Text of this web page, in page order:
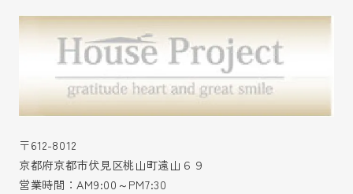
〒612-8012
京都府京都市伏見区桃山町遠山６９
営業時間：AM9:00～PM7:30